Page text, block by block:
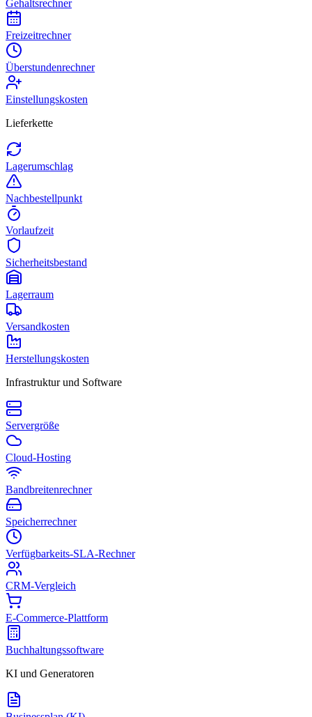
Gehaltsrechner
Freizeitrechner
Überstundenrechner
Einstellungskosten
Lieferkette
Lagerumschlag
Nachbestellpunkt
Vorlaufzeit
Sicherheitsbestand
Lagerraum
Versandkosten
Herstellungskosten
Infrastruktur und Software
Servergröße
Cloud-Hosting
Bandbreitenrechner
Speicherrechner
Verfügbarkeits-SLA-Rechner
CRM-Vergleich
E-Commerce-Plattform
Buchhaltungssoftware
KI und Generatoren